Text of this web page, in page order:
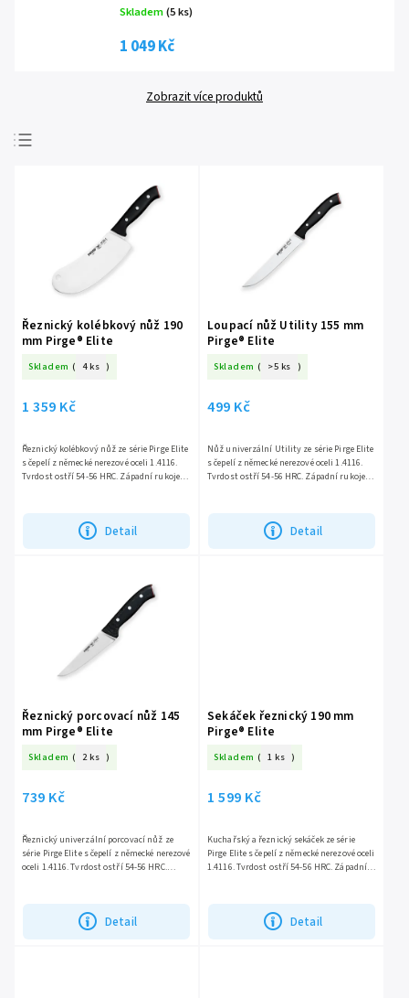
Skladem(5 ks)
1 049 Kč
Zobrazit více produktů
Abecedně
Řeznický kolébkový nůž 190
mm Pirge® Elite
Skladem ( 4 ks )
1 359 Kč
Detail
Řeznický kolébkový nůž ze série Pirge Elite
s čepelí z německé nerezové oceli 1.4116.
Tvrdost ostří 54-56 HRC. Západní rukojeť z
Loupací nůž Utility 155 mm
Pirge® Elite
Skladem ( >5 ks )
499 Kč
Detail
Nůž univerzální Utility ze série Pirge Elite
s čepelí z německé nerezové oceli 1.4116.
Tvrdost ostří 54-56 HRC. Západní rukojeť z
Řeznický porcovací nůž 145
mm Pirge® Elite
Skladem ( 2 ks )
739 Kč
Detail
Řeznický univerzální porcovací nůž ze
série Pirge Elite s čepelí z německé nerezové
oceli 1.4116. Tvrdost ostří 54-56 HRC.
Sekáček řeznický 190 mm
Pirge® Elite
Skladem ( 1 ks )
1 599 Kč
Detail
Kuchařský a řeznický sekáček ze série
Pirge Elite s čepelí z německé nerezové oceli
1.4116. Tvrdost ostří 54-56 HRC. Západní